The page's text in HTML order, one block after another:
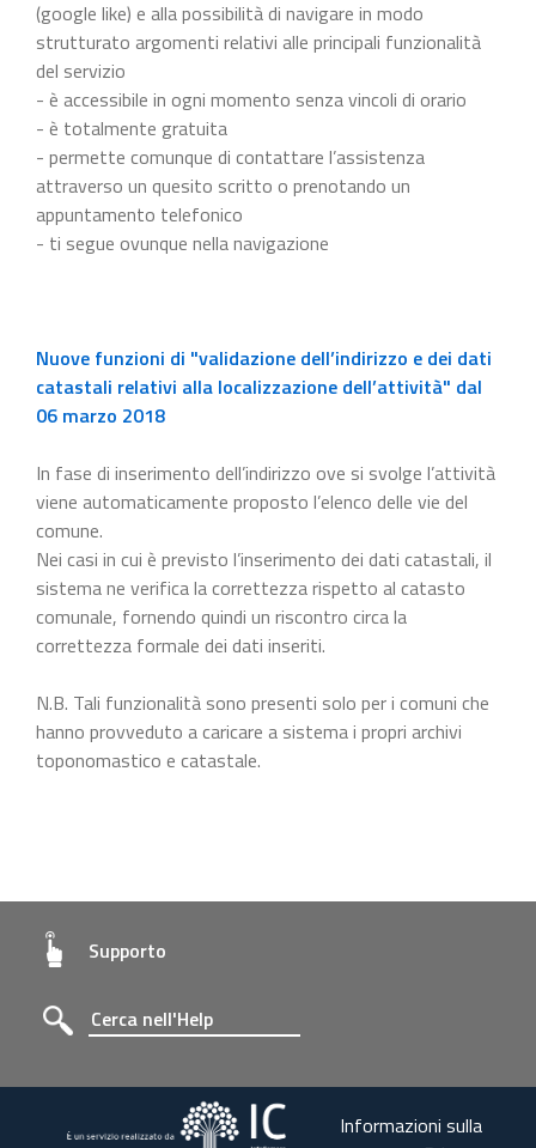
(google like) e alla possibilità di navigare in modo
strutturato argomenti relativi alle principali funzionalità
del servizio
- è accessibile in ogni momento senza vincoli di orario
- è totalmente gratuita
- permette comunque di contattare l’assistenza
attraverso un quesito scritto o prenotando un
appuntamento telefonico
- ti segue ovunque nella navigazione
Nuove funzioni di "validazione dell’indirizzo e dei dati
catastali relativi alla localizzazione dell’attività" dal
06 marzo 2018
In fase di inserimento dell’indirizzo ove si svolge l’attività
viene automaticamente proposto l’elenco delle vie del
comune.
Nei casi in cui è previsto l’inserimento dei dati catastali, il
sistema ne verifica la correttezza rispetto al catasto
comunale, fornendo quindi un riscontro circa la
correttezza formale dei dati inseriti.
N.B. Tali funzionalità sono presenti solo per i comuni che
hanno provveduto a caricare a sistema i propri archivi
toponomastico e catastale.
Supporto
Informazioni sulla